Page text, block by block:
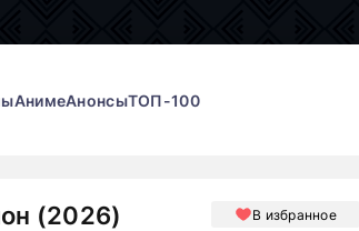
АнимеАнонсыТОП-100
(2026)
В избранное